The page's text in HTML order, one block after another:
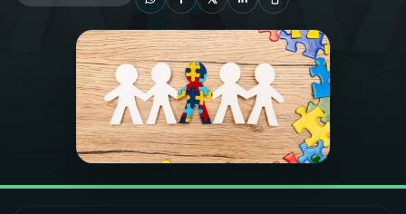
PROGRAMAÇÃO
PROGRAMAS
05PODCASTS